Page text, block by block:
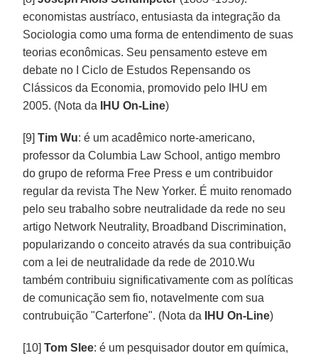
economistas austríaco, entusiasta da integração da
Sociologia como uma forma de entendimento de suas
teorias econômicas. Seu pensamento esteve em
debate no I Ciclo de Estudos Repensando os
Clássicos da Economia, promovido pelo IHU em
2005. (Nota da IHU On-Line)
[9]Tim Wu: é um acadêmico norte-americano,
professor da Columbia Law School, antigo membro
do grupo de reforma Free Press e um contribuidor
regular da revista The New Yorker. É muito renomado
pelo seu trabalho sobre neutralidade da rede no seu
artigo Network Neutrality, Broadband Discrimination,
popularizando o conceito através da sua contribuição
com a lei de neutralidade da rede de 2010.Wu
também contribuiu significativamente com as políticas
de comunicação sem fio, notavelmente com sua
contrubuição "Carterfone". (Nota da IHU On-Line)
[10]Tom Slee: é um pesquisador doutor em química,